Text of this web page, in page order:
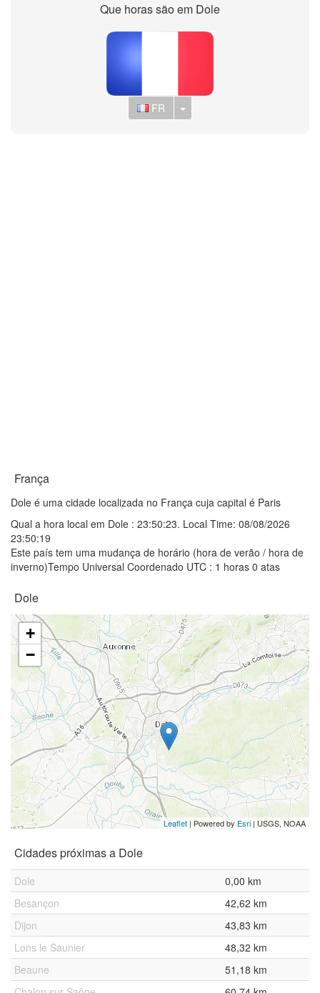
Que horas são em Dole
FR Toggle Dropdown
França
Dole é uma cidade localizada no França cuja capital é Paris
Qual a hora local em Dole : 23:50:23. Local Time: 08/08/2026
23:50:19
Este país tem uma mudança de horário (hora de verão / hora de
inverno)Tempo Universal Coordenado UTC : 1 horas 0 atas
Dole
+
−
Leaflet | Powered by Esri | USGS, NOAA
Cidades próximas a Dole
Dole
0,00 km
Besançon
42,62 km
Dijon
43,83 km
Lons le Saunier
48,32 km
Beaune
51,18 km